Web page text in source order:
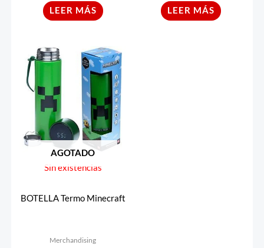
LEER MÁS LEER MÁS
AGOTADO
Sin existencias
BOTELLA Termo Minecraft
Merchandising